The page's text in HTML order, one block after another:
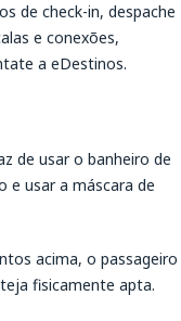
de check-in, despache
e conexões,
a eDestinos.
de usar o banheiro de
e usar a máscara de
acima, o passageiro
fisicamente apta.